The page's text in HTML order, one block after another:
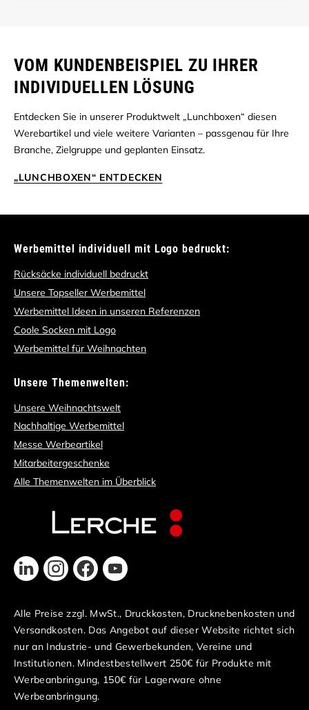
VOM KUNDENBEISPIEL ZU IHRER
INDIVIDUELLEN LÖSUNG
Entdecken Sie in unserer Produktwelt „Lunchboxen“ diesen
Werebartikel und viele weitere Varianten – passgenau für Ihre
Branche, Zielgruppe und geplanten Einsatz.
„LUNCHBOXEN“ ENTDECKEN
Werbemittel individuell mit Logo bedruckt:
Rücksäcke individuell bedruckt
Unsere Topseller Werbemittel
Werbemittel Ideen in unseren Referenzen
Coole Socken mit Logo
Werbemittel für Weihnachten
Unsere Themenwelten:
Unsere Weihnachtswelt
Nachhaltige Werbemittel
Messe Werbeartikel
Mitarbeitergeschenke
Alle Themenwelten im Überblick
Alle Preise zzgl. MwSt., Druckkosten, Drucknebenkosten und
Versandkosten. Das Angebot auf dieser Website richtet sich
nur an Industrie- und Gewerbekunden, Vereine und
Institutionen. Mindestbestellwert 250€ für Produkte mit
Werbeanbringung, 150€ für Lagerware ohne
Werbeanbringung.